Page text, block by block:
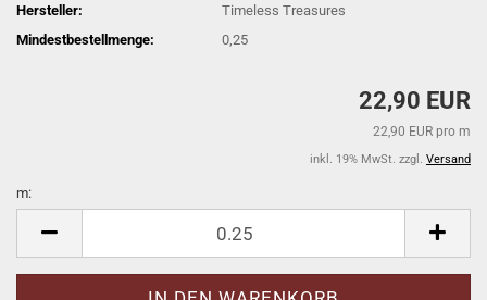
Hersteller:
Timeless Treasures
Mindestbestellmenge:
0,25
22,90 EUR
22,90 EUR pro m
inkl. 19% MwSt. zzgl. Versand
m: